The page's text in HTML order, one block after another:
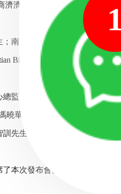
濟一堂，強強聯合共同打造"
南區經理馮毅斌及黃偉升經理
Bieling博士;
監石永吉先生；南區經理張志
曉華先生；
先生及劉光慧先生
本次發布會。